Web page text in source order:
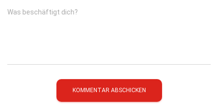
Was beschäftigt dich?